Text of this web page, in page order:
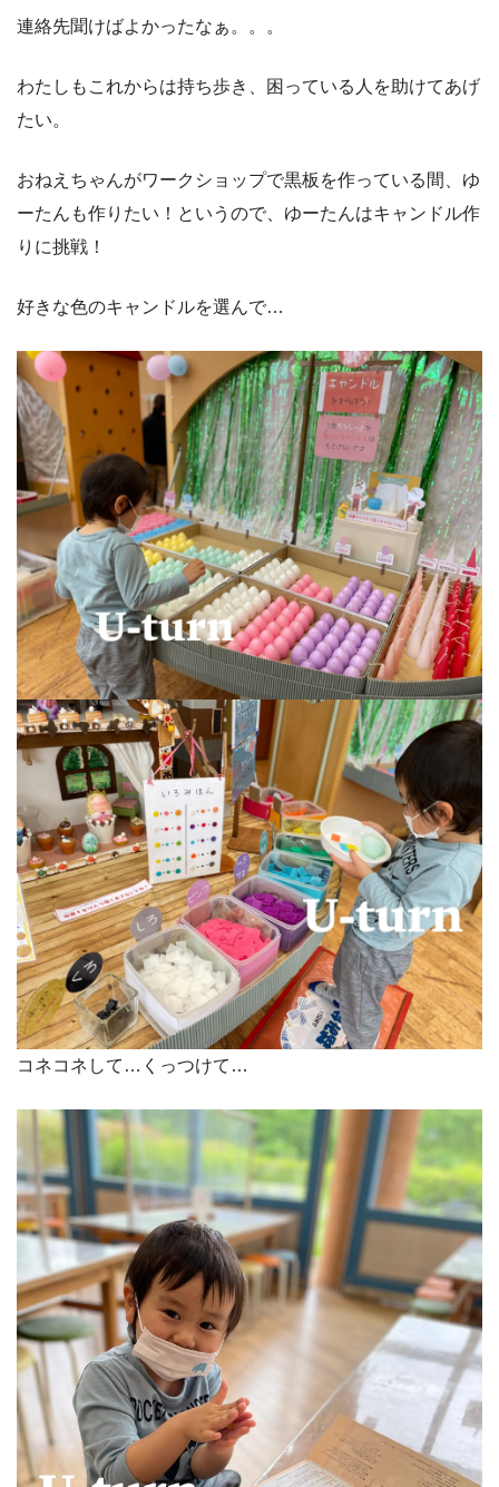
連絡先聞けばよかったなぁ。。。
わたしもこれからは持ち歩き、困っている人を助けてあげ
たい。
おねえちゃんがワークショップで黒板を作っている間、ゆ
ーたんも作りたい！というので、ゆーたんはキャンドル作
りに挑戦！
好きな色のキャンドルを選んで…
コネコネして…くっつけて…